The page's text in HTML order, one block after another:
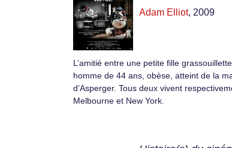
Adam Elliot, 2009
L’amitié entre une petite fille
homme de 44 ans, obèse, atteint de la
d’Asperger. Tous deux vivent
Melbourne et New York.